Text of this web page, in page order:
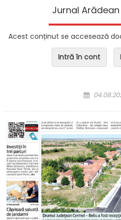
Jurnal Arădean
Acest conținut se accesează
Intră în cont
Posted